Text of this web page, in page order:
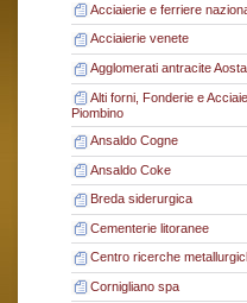
Acciaierie e ferriere
Acciaierie venete
Agglomerati antracite Aosta
Alti forni, Fonderie e
Piombino
Ansaldo Cogne
Ansaldo Coke
Breda siderurgica
Cementerie litoranee
Centro ricerche
Cornigliano spa